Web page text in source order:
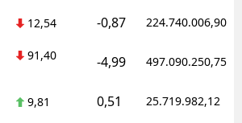
12,54 -0,87 224.740.006,90
91,40 -4,99 497.090.250,75
9,81 0,51 25.719.982,12